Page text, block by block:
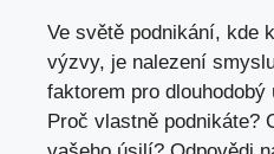
Ve světě podnikání, kde
výzvy, je nalezení
faktorem pro
Proč vlastně podnikáte?